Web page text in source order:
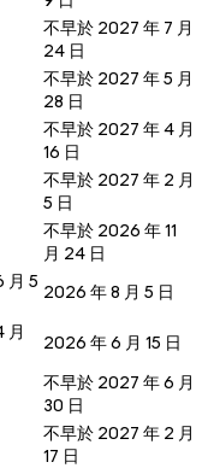
不早於 2027 年 7 月
24 日
不早於 2027 年 5 月
28 日
不早於 2027 年 4 月
16 日
不早於 2027 年 2 月
5 日
不早於 2026 年 11
月 24 日
月 5 2026 年 8 月 5 日
月
2026 年 6 月 15 日
不早於 2027 年 6 月
30 日
不早於 2027 年 2 月
17 日